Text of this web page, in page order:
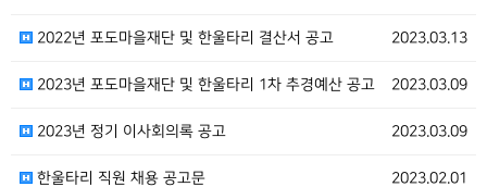
2023.03.13
2022년 포도마을재단 및 한울타리 결산서 공고
2023.03.09
2023년 포도마을재단 및 한울타리 1차 추경예산 공고
2023.03.09
2023년 정기 이사회의록 공고
2023.02.01
한울타리 직원 채용 공고문